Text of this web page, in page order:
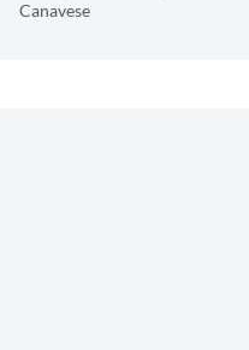
Canavese